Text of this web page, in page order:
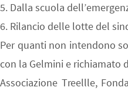
5. Dalla scuola
6. Rilancio delle lotte del
Per quanti non intendono
con la Gelmini e richiamato
Associazione Treellle,